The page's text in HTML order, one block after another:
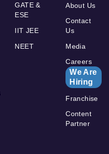
GATE &
ESE
IIT JEE
NEET
About Us
Contact
Us
Media
Careers
We Are
Hiring
Franchise
Content
Partner